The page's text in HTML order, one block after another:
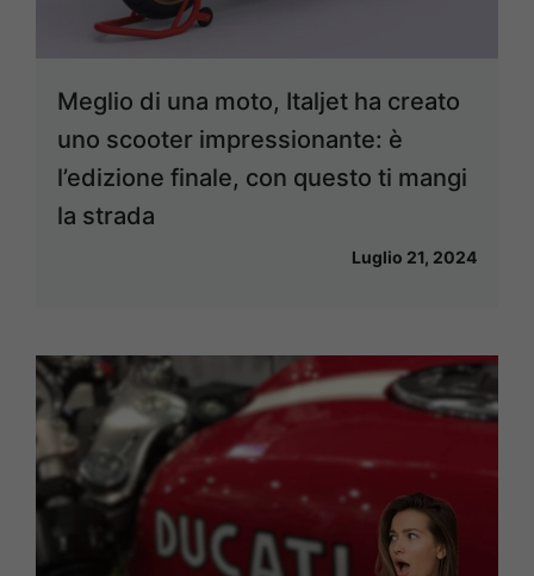
Meglio di una moto, Italjet ha creato
uno scooter impressionante: è
l’edizione finale, con questo ti mangi
la strada
Luglio 21, 2024